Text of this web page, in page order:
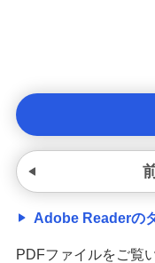
Adobe Readerの
PDFファイルをご覧